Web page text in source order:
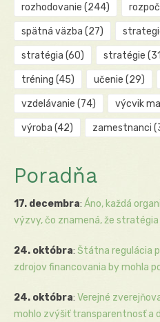
rozhodovanie (244)
spätná väzba (27)
stratégia (60) stratégie
tréning (45) učenie (29)
vzdelávanie (74) výcvik
výroba (42) zamestnanci
Poradňa
17. decembra: Áno, každá
výzvy, čo znamená, že stratégia
24. októbra: Štátna regulácia
zdrojov financovania by mohla
24. októbra: Verejné
mohlo zvýšiť transparentnosť a